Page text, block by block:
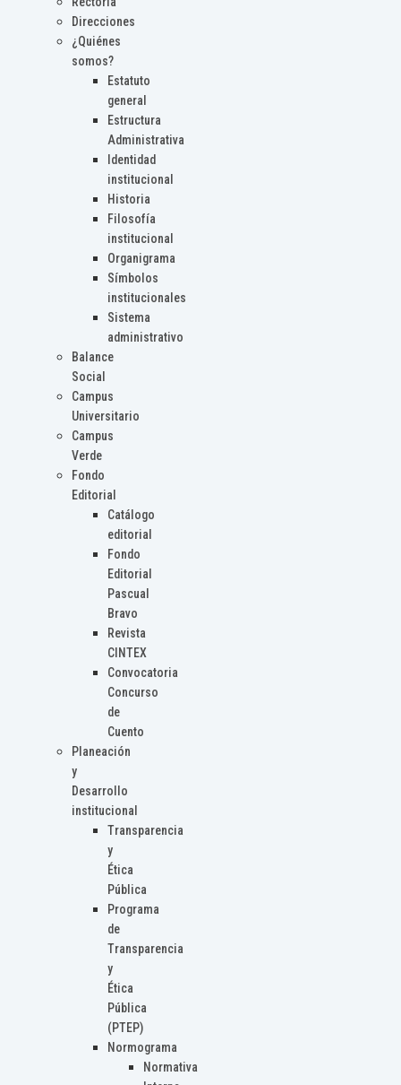
Direcciones
¿Quiénes
somos?
Estatuto
general
Estructura
Administrativa
Identidad
institucional
Historia
Filosofía
institucional
Organigrama
Símbolos
institucionales
Sistema
administrativo
Balance
Social
Campus
Universitario
Campus
Verde
Fondo
Editorial
Catálogo
editorial
Fondo
Editorial
Pascual
Bravo
Revista
CINTEX
Convocatoria
Concurso
de
Cuento
Planeación
y
Desarrollo
institucional
Transparencia
y
Ética
Pública
Programa
de
Transparencia
y
Ética
Pública
(PTEP)
Normograma
Normativa